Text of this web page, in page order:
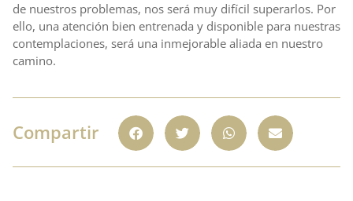
de nuestros problemas, nos será muy difícil superarlos. Por
ello, una atención bien entrenada y disponible para nuestras
contemplaciones, será una inmejorable aliada en nuestro
camino.
Compartir